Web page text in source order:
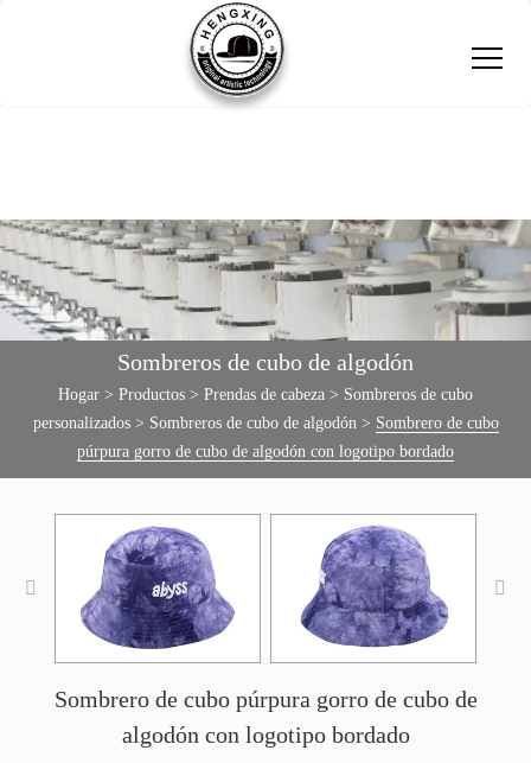
Sombreros de cubo de algodón
Hogar > Productos > Prendas de cabeza > Sombreros de cubo
personalizados> Sombreros de cubo de algodón> Sombrero de cubo
púrpura gorro de cubo de algodón con logotipo bordado
Sombrero de cubo púrpura gorro de cubo de
algodón con logotipo bordado